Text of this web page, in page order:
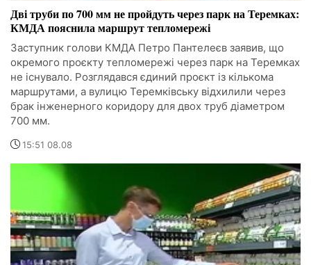
Дві труби по 700 мм не пройдуть через парк на Теремках:
КМДА пояснила маршрут тепломережі
Заступник голови КМДА Петро Пантелеєв заявив, що
окремого проєкту тепломережі через парк на Теремках
не існувало. Розглядався єдиний проєкт із кількома
маршрутами, а вулицю Теремківську відхилили через
брак інженерного коридору для двох труб діаметром
700 мм.
15:51 08.08